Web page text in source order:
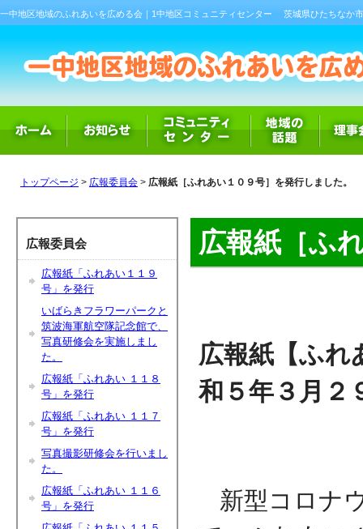
一中地区地域のふれあいを広める会｜1中地区コミュニティセンター 茨城県ひたちなか
トップページ > 広報委員会 > 広報紙［ふれあい１０９号］を発行しました。
広報紙［ふ
広報紙【ふれ
和５年３月２
新型コロナ
広報委員会
広報紙「ふれあい１１９
号」を発行
いばらきフラワーパークと
筑波海軍航空隊記念館で、
写真研修会を実施しまし
た。
広報紙「ふれあい １１８
号」を発行
広報紙「ふれあい １１７
号」を発行
写真撮影研修会を行いまし
た。
広報紙「ふれあい １１６
号」を発行